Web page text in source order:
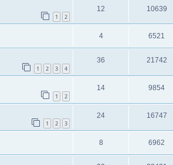
1 2
12 10639
4 6521
1 2 3 4
36 21742
1 2
14 9854
1 2 3
24 16747
8 6962